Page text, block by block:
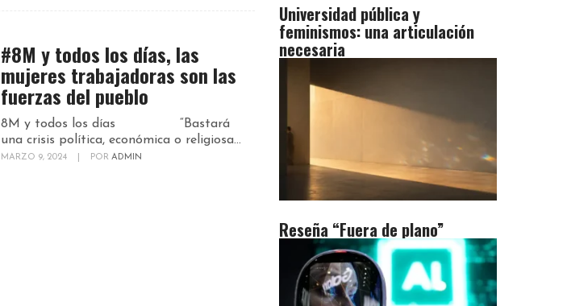
#8M y todos los días, las
mujeres trabajadoras son las
fuerzas del pueblo
8M y todos los días “Bastará
una crisis política, económica o religiosa...
MARZO 9, 2024 POR ADMIN
Universidad pública y
feminismos: una articulación
necesaria
Reseña “Fuera de plano”